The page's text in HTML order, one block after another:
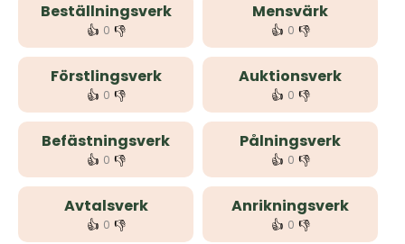
Beställningsverk
👍 0 👎
Mensvärk
👍 0 👎
Förstlingsverk
👍 0 👎
Auktionsverk
👍 0 👎
Befästningsverk
👍 0 👎
Pålningsverk
👍 0 👎
Avtalsverk
👍 0 👎
Anrikningsverk
👍 0 👎